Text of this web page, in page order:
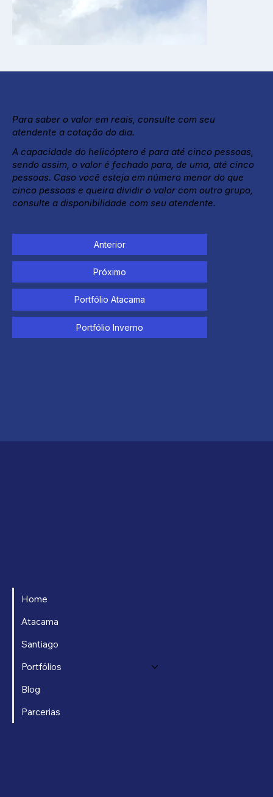
Para saber o valor em reais, consulte com seu
atendente a cotação do dia.
A capacidade do helicóptero é para até cinco pessoas,
sendo assim, o valor é fechado para, de uma, até cinco
pessoas. Caso você esteja em número menor do que
cinco pessoas e queira dividir o valor com outro grupo,
consulte a disponibilidade com seu atendente.
Anterior
Próximo
Portfólio Atacama
Portfólio Inverno
Home
Atacama
Santiago
Portfólios
Blog
Parcerias